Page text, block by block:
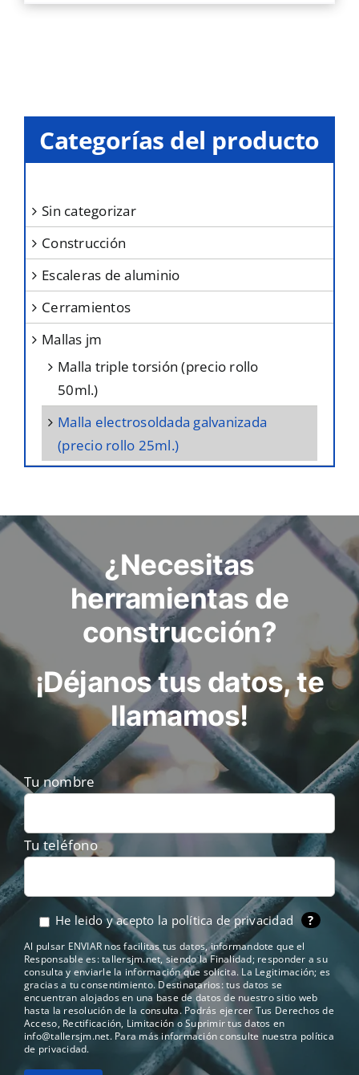
producto
se
en
la
página
de
producto
Categorías del producto
sin categorizar
construcción
escaleras de aluminio
cerramientos
mallas jm
malla triple torsión (precio rollo
50ml.)
malla electrosoldada galvanizada
(precio rollo 25ml.)
¿Necesitas
herramientas de
construcción?
¡Déjanos tus datos, te
llamamos!
Tu nombre
Tu teléfono
He leido y acepto la política de privacidad ?
Al pulsar ENVIAR nos facilitas tus datos, informandote que el
Responsable es: tallersjm.net, siendo la Finalidad; responder a su
consulta y enviarle la información que solicita. La Legitimación; es
gracias a tu consentimiento. Destinatarios: tus datos se
encuentran alojados en una base de datos de nuestro sitio web
hasta la resolución de la consulta. Podrás ejercer Tus Derechos de
Acceso, Rectificación, Limitación o Suprimir tus datos en
info@tallersjm.net. Para más información consulte nuestra política
de privacidad.